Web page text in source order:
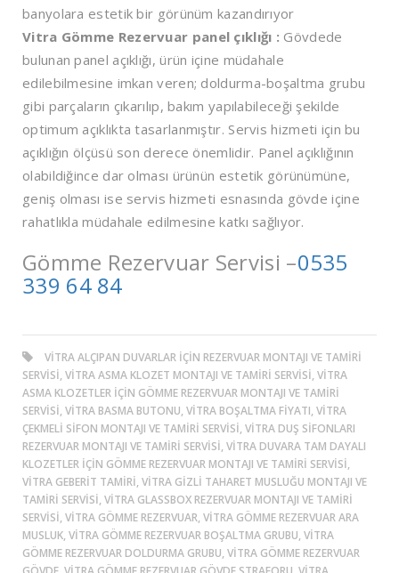
banyolara estetik bir görünüm kazandırıyor
Vitra Gömme Rezervuar panel çıklığı : Gövdede
bulunan panel açıklığı, ürün içine müdahale
edilebilmesine imkan veren; doldurma-boşaltma grubu
gibi parçaların çıkarılıp, bakım yapılabileceği şekilde
optimum açıklıkta tasarlanmıştır. Servis hizmeti için bu
açıklığın ölçüsü son derece önemlidir. Panel açıklığının
olabildiğince dar olması ürünün estetik görünümüne,
geniş olması ise servis hizmeti esnasında gövde içine
rahatlıkla müdahale edilmesine katkı sağlıyor.
Gömme Rezervuar Servisi –0535
339 64 84
VITRA ALÇIPAN DUVARLAR IÇIN REZERVUAR MONTAJI VE TAMIRI
SERVISI, VITRA ASMA KLOZET MONTAJI VE TAMIRI SERVISI, VITRA
ASMA KLOZETLER IÇIN GÖMME REZERVUAR MONTAJI VE TAMIRI
SERVISI, VITRA BASMA BUTONU, VITRA BOŞALTMA FIYATI, VITRA
ÇEKMELI SIFON MONTAJI VE TAMIRI SERVISI, VITRA DUŞ SIFONLARI
REZERVUAR MONTAJI VE TAMIRI SERVISI, VITRA DUVARA TAM DAYALI
KLOZETLER IÇIN GÖMME REZERVUAR MONTAJI VE TAMIRI SERVISI,
VITRA GEBERIT TAMIRI, VITRA GIZLI TAHARET MUSLUĞU MONTAJI VE
TAMIRI SERVISI, VITRA GLASSBOX REZERVUAR MONTAJI VE TAMIRI
SERVISI, VITRA GÖMME REZERVUAR, VITRA GÖMME REZERVUAR ARA
MUSLUK, VITRA GÖMME REZERVUAR BOŞALTMA GRUBU, VITRA
GÖMME REZERVUAR DOLDURMA GRUBU, VITRA GÖMME REZERVUAR